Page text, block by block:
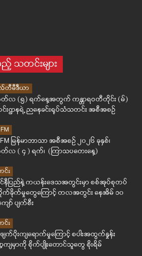
သတင်းများ
တီမီဒီယာ
လ (၅) ရက်နေ့အတွက် ကန္တာရဝတီတိုင်း (မ်)
းဌာနရဲ့ ညနေခင်းရုပ်သံသတင်း အစီအစဉ်
မြန်မာဘာသာ အစီအစဉ် ၂၀၂၆ ခုနှစ်၊
လ ( ၄ ) ရက်၊ (ကြာသပတေးနေ့)
း
နီပြည်နဲ့ ကယန်းဒေသအတွင်းမှာ စစ်အုပ်စုတပ်
ခိုက်မှုတွေကြောင့် တလအတွင်း နေအိမ် ၁၀
ော် ပျက်စီး
း
ဖျက်ပိုးကျရောက်မှုကြောင့် စပါးအထွက်နှုန်း
ကျမှာကို စိုက်ပျိုးတောင်သူတွေ စိုးရိမ်